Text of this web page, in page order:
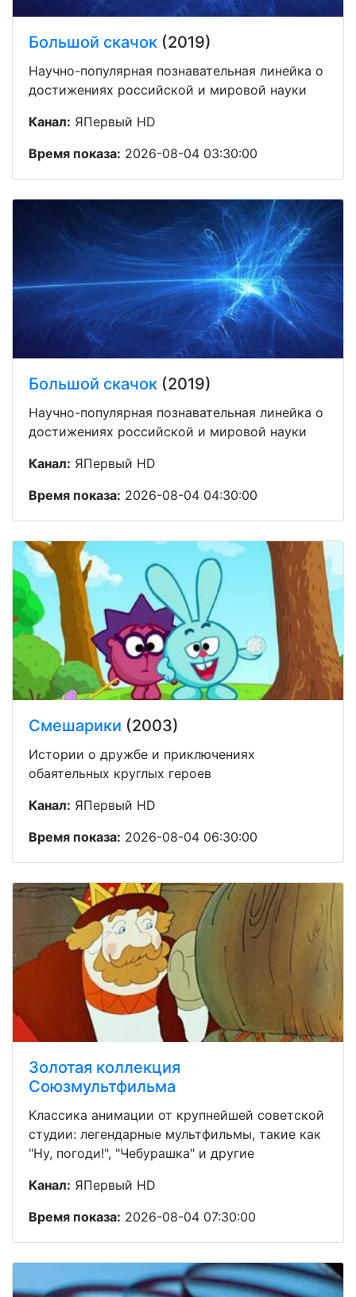
Большой скачок (2019)
Научно-популярная познавательная линейка о
достижениях российской и мировой науки
Канал: ЯПервый HD
Время показа: 2026-08-04 03:30:00
Большой скачок (2019)
Научно-популярная познавательная линейка о
достижениях российской и мировой науки
Канал: ЯПервый HD
Время показа: 2026-08-04 04:30:00
Смешарики (2003)
Истории о дружбе и приключениях
обаятельных круглых героев
Канал: ЯПервый HD
Время показа: 2026-08-04 06:30:00
Золотая коллекция
Союзмультфильма
Классика анимации от крупнейшей советской
студии: легендарные мультфильмы, такие как
"Ну, погоди!", "Чебурашка" и другие
Канал: ЯПервый HD
Время показа: 2026-08-04 07:30:00